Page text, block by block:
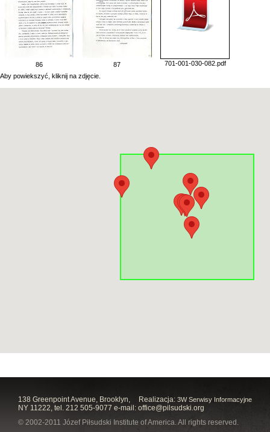
86 87
701-001-030-082.pdf
Aby powiekszyć, kliknij na zdjęcie.
Realizacja: 3W Serwisy Informacyjne
138 Greenpoint Avenue, Brooklyn,
NY 11222, tel. 212 505-9077 e-mail: office@pilsudski.org
© 2002-2011 Józef Piłsudski Institute of America. All rights reserved.